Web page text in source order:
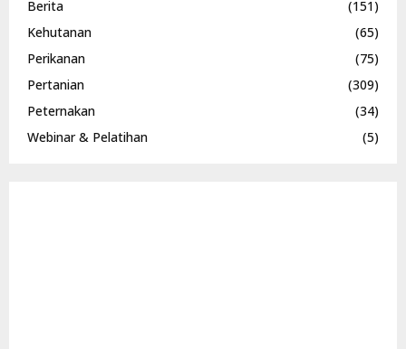
Berita
(151)
Kehutanan
(65)
Perikanan
(75)
Pertanian
(309)
Peternakan
(34)
Webinar & Pelatihan
(5)